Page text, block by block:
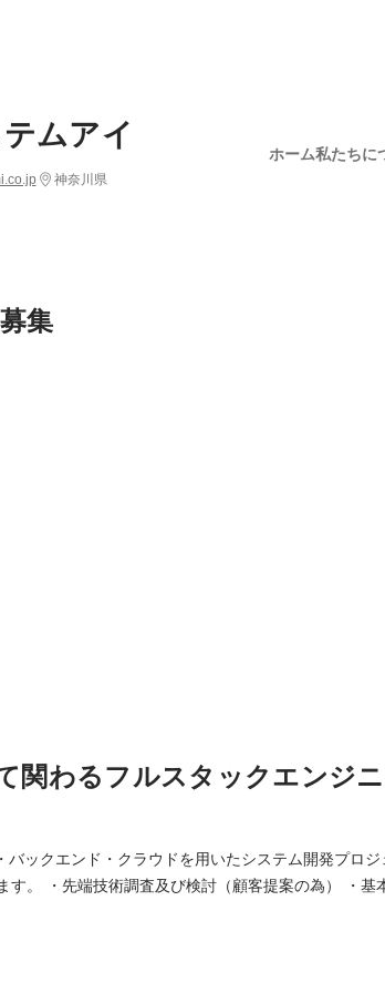
ムアイ
神奈川県
ホーム私たちに
集
関わるフルスタックエンジ
ックエンド・クラウドを用いたシステム開発プロ
降の設計業
プライム案件領域の案件をメ